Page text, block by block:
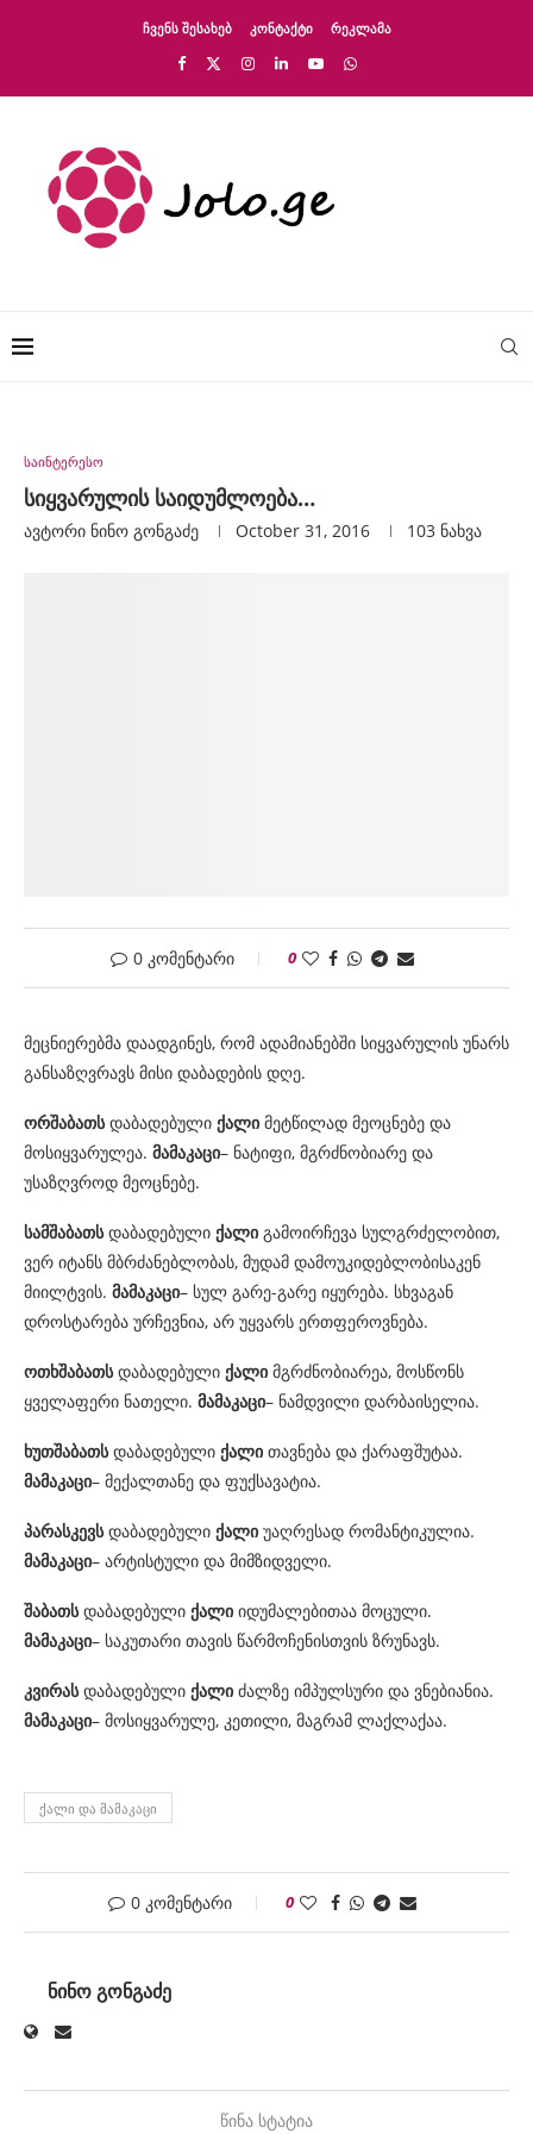
ᲩᲕᲔᲜᲡ ᲨᲔᲡᲐᲮᲔᲑ ᲙᲝᲜᲢᲐᲥᲢᲘ ᲠᲔᲙᲚᲐᲛᲐ
საინტერესო
სიყვარულის საიდუმლოება…
ავტორი Ნინო Გონგაძე October 31, 2016 103 ნახვა
0 კომენტარი 0
მეცნიერებმა დაადგინეს, რომ ადამიანებში სიყვარულის უნარს
განსაზღვრავს მისი დაბადების დღე.
ორშაბათსდაბადებული ქალი მეტწილად მეოცნებე და
მოსიყვარულეა. მამაკაცი– ნატიფი, მგრძნობიარე და
უსაზღვროდ მეოცნებე.
სამშაბათსდაბადებული ქალი გამოირჩევა სულგრძელობით,
ვერ იტანს მბრძანებლობას, მუდამ დამოუკიდებლობისაკენ
მიილტვის. მამაკაცი– სულ გარე-გარე იყურება. სხვაგან
დროსტარება ურჩევნია, არ უყვარს ერთფეროვნება.
ოთხშაბათსდაბადებული ქალი მგრძნობიარეა, მოსწონს
ყველაფერი ნათელი. მამაკაცი– ნამდვილი დარბაისელია.
ხუთშაბათსდაბადებული ქალი თავნება და ქარაფშუტაა.
მამაკაცი– მექალთანე და ფუქსავატია.
პარასკევსდაბადებული ქალი უაღრესად რომანტიკულია.
მამაკაცი– არტისტული და მიმზიდველი.
შაბათსდაბადებული ქალი იდუმალებითაა მოცული.
მამაკაცი– საკუთარი თავის წარმოჩენისთვის ზრუნავს.
კვირასდაბადებული ქალი ძალზე იმპულსური და ვნებიანია.
მამაკაცი– მოსიყვარულე, კეთილი, მაგრამ ლაქლაქაა.
ᲥᲐᲚᲘ ᲓᲐ ᲛᲐᲛᲐᲙᲐᲪᲘ
0 კომენტარი 0
ᲜᲘᲜᲝ ᲒᲝᲜᲒᲐᲫᲔ
წინა სტატია